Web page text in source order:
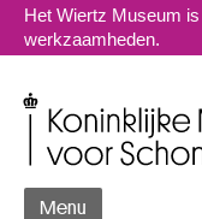
Het Wiertz Museum
werkzaamheden.
Menu